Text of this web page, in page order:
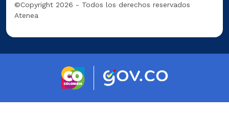
©Copyright 2026 - Todos los derechos reservados
Atenea
Logo marca Colombia